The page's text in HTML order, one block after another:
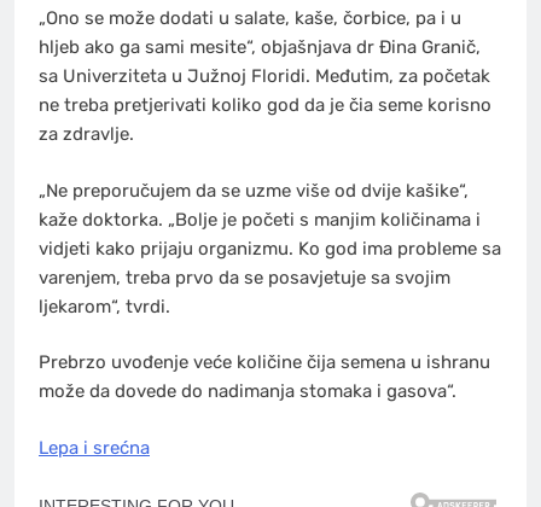
„Ono se može dodati u salate, kaše, čorbice, pa i u
hljeb ako ga sami mesite“, objašnjava dr Đina Granič,
sa Univerziteta u Južnoj Floridi. Međutim, za početak
ne treba pretjerivati koliko god da je čia seme korisno
za zdravlje.
„Ne preporučujem da se uzme više od dvije kašike“,
kaže doktorka. „Bolje je početi s manjim količinama i
vidjeti kako prijaju organizmu. Ko god ima probleme sa
varenjem, treba prvo da se posavjetuje sa svojim
ljekarom“, tvrdi.
Prebrzo uvođenje veće količine čija semena u ishranu
može da dovede do nadimanja stomaka i gasova“.
Lepa i srećna